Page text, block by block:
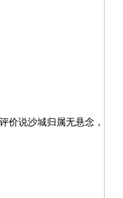
说沙城归属无悬念，